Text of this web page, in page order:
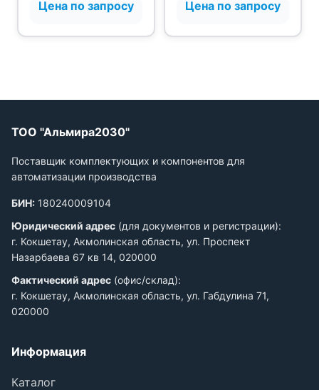
Цена по запросу
H1141
Цена по запросу
ТОО "Альмира2030"
Поставщик комплектующих и компонентов для
автоматизации производства
БИН: 180240009104
Юридический адрес (для документов и регистрации):
г. Кокшетау, Акмолинская область, ул. Проспект
Назарбаева 67 кв 14, 020000
Фактический адрес (офис/склад):
г. Кокшетау, Акмолинская область, ул. Габдулина 71,
020000
Информация
Каталог